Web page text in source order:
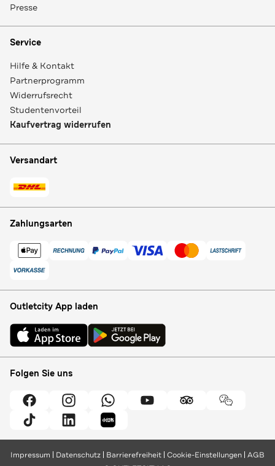
Presse
Service
Hilfe & Kontakt
Partnerprogramm
Widerrufsrecht
Studentenvorteil
Kaufvertrag widerrufen
Versandart
Zahlungsarten
Outletcity App laden
Folgen Sie uns
Impressum Datenschutz Barrierefreiheit Cookie-Einstellungen AGB